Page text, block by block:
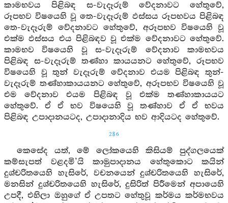
කාමභවය පිළිබඳ ස-වැදෑරුම් වේදනාවට හේතුවේ,
රූපභව විෂයෙහි වූ තෙ-වැදෑරුම් ඵස්සය රූපභවය පිළිබඳ
තෙ-වැදෑරුම් වේදනාවට හේතුවේ, අරූපභව විෂයෙහි වූ
එක්ම ඵස්සය එය පිළිබඳව වූ එක්ම වේදනාවට හේතුවේ.
කාමභව විෂයෙහි වූ ස-වැදෑරුම් වේදනාව කාමභවය
පිළිබඳ ස-වැදෑරුම් තණ්හා කායයනට හේතුවේ, රූපභව
විෂයෙහි වූ තුන් වැදෑරුම් වේදනාව එයම පිළිබඳ තුන්-
වැදෑරුම් තණ්හාකායයනට හේතුවේ, අරූපභව විෂයෙහි වූ
එම වේදනාව එයම පිළිබඳ වූ එක්ම තණ්හාකායයට
හේතුවේ. ඒ ඒ භව විෂයෙහි වූ තණ්හාව ඒ ඒ භවය
පිළිබඳ උපාදානයටද, උපාදානාදිය භව ආදියටද හේතුවේ.
286
කෙසේද යත්, මේ ලෝකයෙහි කිසියම් පුද්ගලයෙක්
කම්සැපත් වළදමි’යි කාමුපාදානය හේතුකොට කයින්
දුශ්චරිතයෙහි හැසිරේ, වචනයෙන් දුශ්චරිතයෙහි හැසිරේ,
මනසින් දුශ්චරිතයෙහි හැසිරේ, දුසිරිත් පිරීමෙන් අපායෙහි
උපදී, එහිලා ඔහුගේ ඒ උපතට හේතුවූ කර්මය කර්මභවය